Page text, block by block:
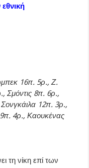
16π. 5ρ., Ζ.
Σμόντις 8π. 6ρ.,
12π. 3ρ.,
9π. 4ρ., Καουκένας
τη νίκη επί των